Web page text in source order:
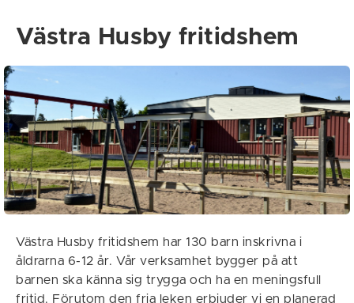
Västra Husby fritidshem
Västra Husby fritidshem har 130 barn inskrivna i
åldrarna 6-12 år. Vår verksamhet bygger på att
barnen ska känna sig trygga och ha en meningsfull
fritid. Förutom den fria leken erbjuder vi en planerad